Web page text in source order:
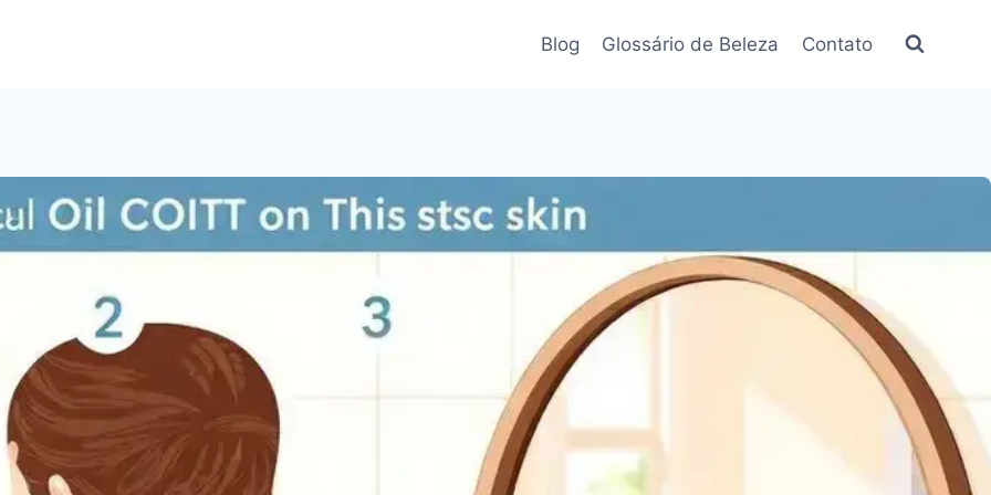
Blog Glossário de Beleza Contato